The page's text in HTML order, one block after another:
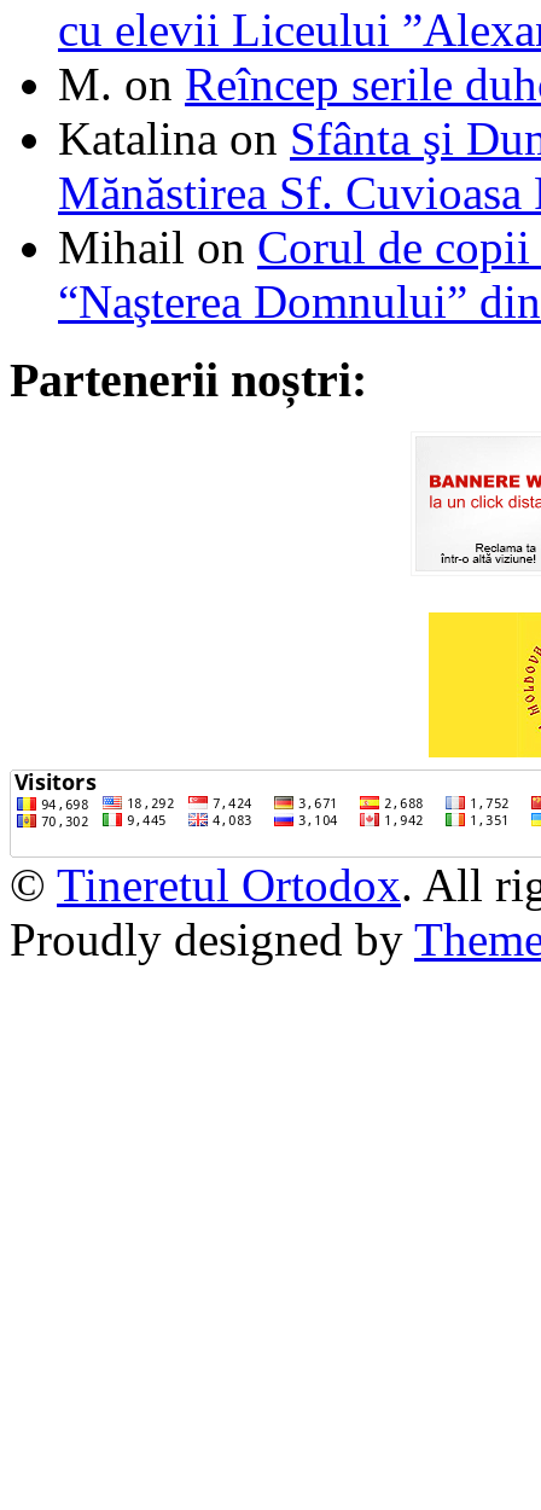
cu elevii Liceului
M. on Reîncep serile
Katalina on Sfânta şi
Mănăstirea Sf. Cuvioasa
Mihail on Corul de
“Naşterea Domnului”
Partenerii noștri:
© Tineretul Ortodox. All
Proudly designed by